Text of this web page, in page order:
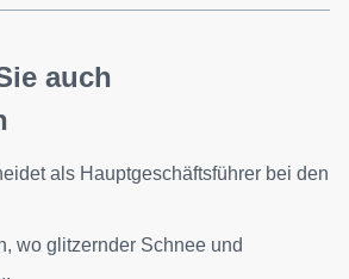
auch
als Hauptgeschäftsführer bei den
wo glitzernder Schnee und